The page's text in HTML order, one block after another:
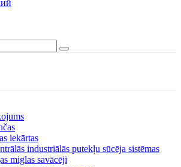
iekārtas
industriālās putekļu sūcēja sistēmas
miglas savācēji